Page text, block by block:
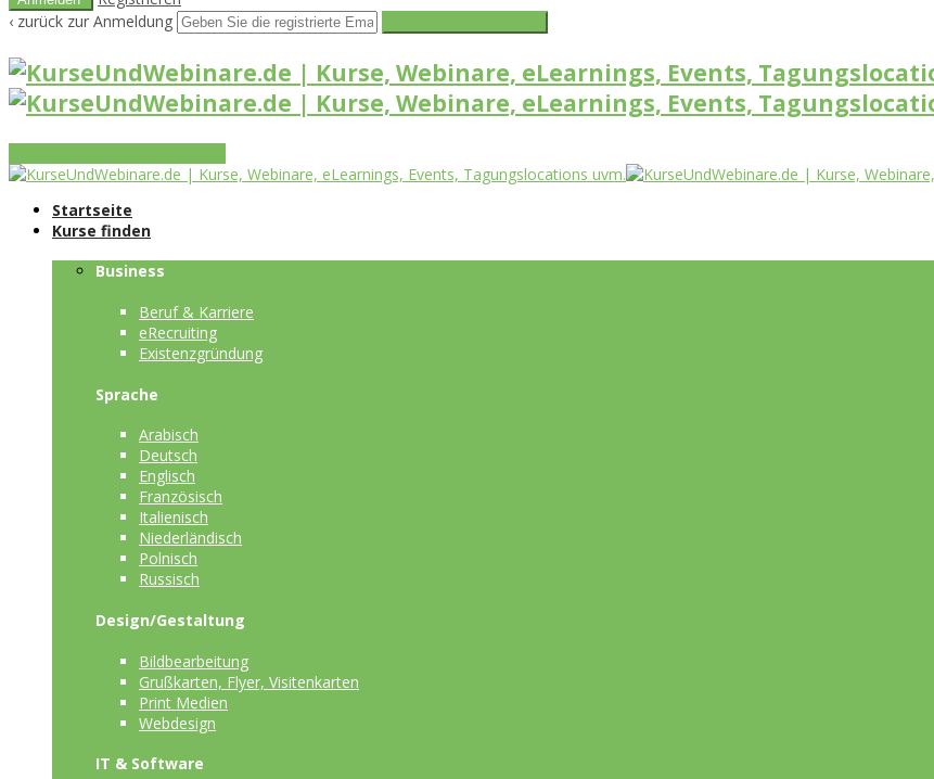
‹ zurück zur Anmeldung
Startseite
Kurse finden
Business
Beruf & Karriere
eRecruiting
Existenzgründung
Sprache
Arabisch
Deutsch
Englisch
Französisch
Italienisch
Niederländisch
Polnisch
Russisch
Design/Gestaltung
Bildbearbeitung
Grußkarten, Flyer, Visitenkarten
Print Medien
Webdesign
IT & Software